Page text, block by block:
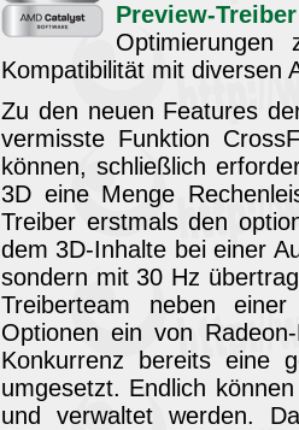
Preview-Treiber
Optimierungen
Kompatibilität mit diversen
Zu den neuen Features
vermisste Funktion
können, schließlich
3D eine Menge
Treiber erstmals den
dem 3D-Inhalte bei einer
sondern mit 30 Hz
Treiberteam neben
Optionen ein von
Konkurrenz bereits eine
umgesetzt. Endlich
und verwaltet werden.